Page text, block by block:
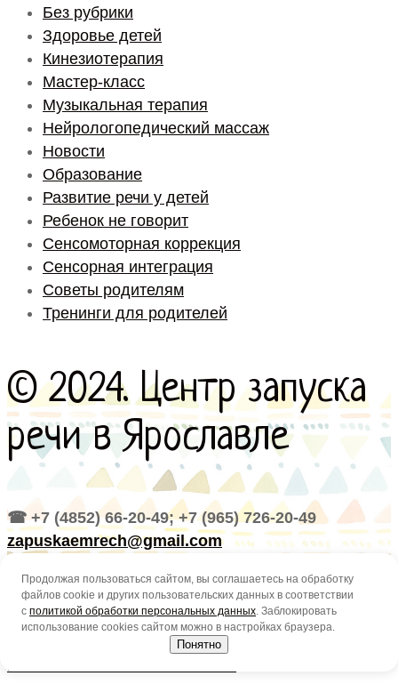
Без рубрики
Здоровье детей
Кинезиотерапия
Мастер-класс
Музыкальная терапия
Нейрологопедический массаж
Новости
Образование
Развитие речи у детей
Ребенок не говорит
Сенсомоторная коррекция
Сенсорная интеграция
Советы родителям
Тренинги для родителей
© 2024. Центр запуска
речи в Ярославле
☎ +7 (4852) 66-20-49; +7 (965) 726-20-49
zapuskaemrech@gmail.com
Политика в отношении обработки персональных
данных
Продолжая использовать сайт, вы принимаете
пользовательское соглашение
Продолжая пользоваться сайтом, вы соглашаетесь на обработку
файлов cookie и других пользовательских данных в соответствии
с политикой обработки персональных данных. Заблокировать
использование cookies сайтом можно в настройках браузера.
Понятно